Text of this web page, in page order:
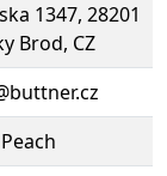
1347, 28201
Brod, CZ
Peach